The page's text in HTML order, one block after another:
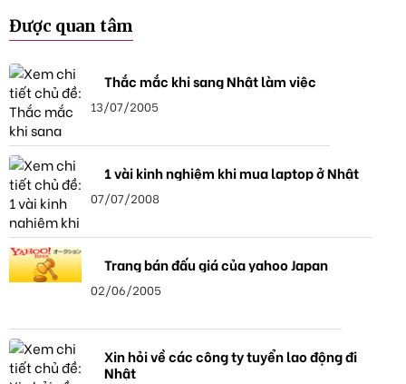
Được quan tâm
Thắc mắc khi sang Nhật làm việc
13/07/2005
1 vài kinh nghiệm khi mua laptop ở Nhật
07/07/2008
Trang bán đấu giá của yahoo Japan
02/06/2005
Xin hỏi về các công ty tuyển lao động đi
Nhật